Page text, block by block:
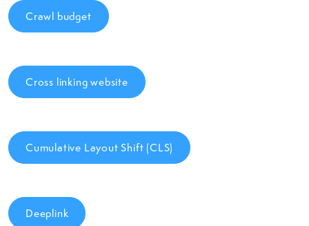
Crawl budget
Cross linking website
Cumulative Layout Shift (CLS)
Deeplink